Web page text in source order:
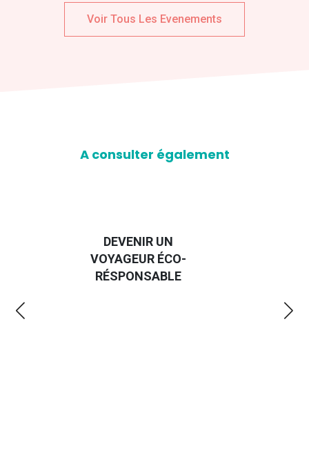
Voir Tous Les Evenements
A consulter également
DEVENIR UN
VOYAGEUR ÉCO-
RÉSPONSABLE